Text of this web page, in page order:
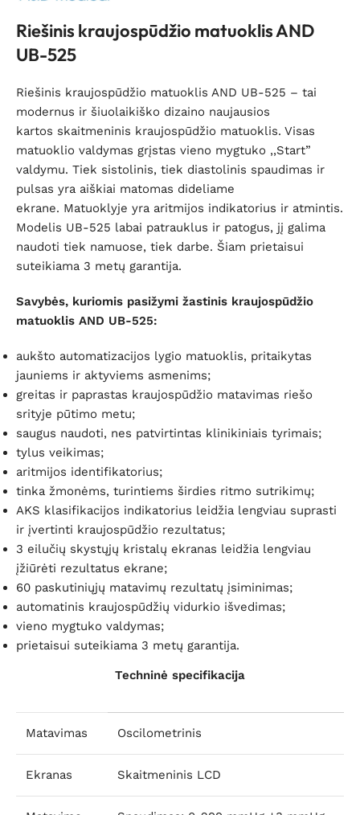
Riešinis kraujospūdžio matuoklis AND
UB-525
Riešinis kraujospūdžio matuoklis AND UB-525 – tai
modernus ir šiuolaikiško dizaino naujausios
kartos skaitmeninis kraujospūdžio matuoklis. Visas
matuoklio valdymas grįstas vieno mygtuko ,,Start”
valdymu. Tiek sistolinis, tiek diastolinis spaudimas ir
pulsas yra aiškiai matomas dideliame
ekrane. Matuoklyje yra aritmijos indikatorius ir atmintis.
Modelis UB-525 labai patrauklus ir patogus, jį galima
naudoti tiek namuose, tiek darbe. Šiam prietaisui
suteikiama 3 metų garantija.
Savybės, kuriomis pasižymi žastinis kraujospūdžio
matuoklis AND UB-525:
aukšto automatizacijos lygio matuoklis, pritaikytas
jauniems ir aktyviems asmenims;
greitas ir paprastas kraujospūdžio matavimas riešo
srityje pūtimo metu;
saugus naudoti, nes patvirtintas klinikiniais tyrimais;
tylus veikimas;
aritmijos identifikatorius;
tinka žmonėms, turintiems širdies ritmo sutrikimų;
AKS klasifikacijos indikatorius leidžia lengviau suprasti
ir įvertinti kraujospūdžio rezultatus;
3 eilučių skystųjų kristalų ekranas leidžia lengviau
įžiūrėti rezultatus ekrane;
60 paskutiniųjų matavimų rezultatų įsiminimas;
automatinis kraujospūdžių vidurkio išvedimas;
vieno mygtuko valdymas;
prietaisui suteikiama 3 metų garantija.
Techninė specifikacija
Matavimas Oscilometrinis
Ekranas Skaitmeninis LCD